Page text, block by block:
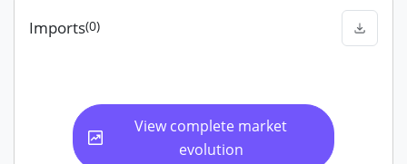
Imports(0)
View complete market
evolution